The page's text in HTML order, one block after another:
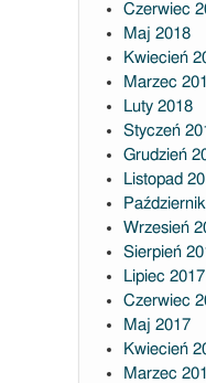
Czerwiec
Maj 2018
Kwiecień
Marzec
Luty 2018
Styczeń
Grudzień
Listopad
Wrzesień
Sierpień
Lipiec 2017
Czerwiec
Maj 2017
Kwiecień
Marzec